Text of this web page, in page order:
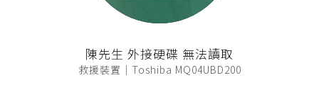
陳先生 外接硬碟 無法讀取
救援裝置｜Toshiba MQ04UBD200